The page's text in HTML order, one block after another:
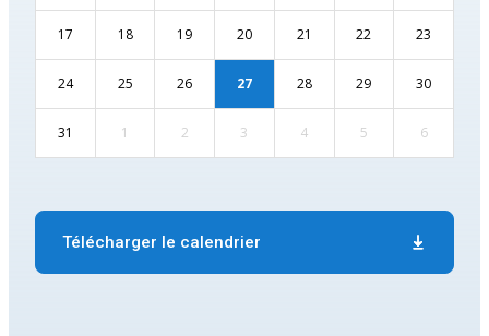
17 18 19 20 21 22 23
24 25 26 27 28 29 30
31 1 2 3 4 5 6
Télécharger le calendrier